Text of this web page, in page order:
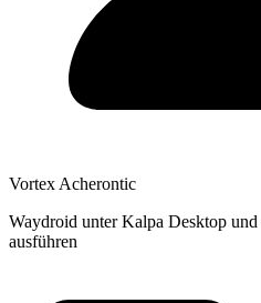
Vortex Acherontic
Waydroid unter Kalpa Desktop
ausführen